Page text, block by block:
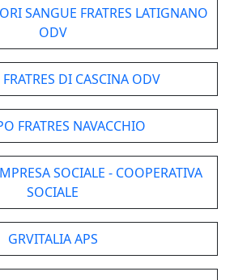
SANGUE FRATRES LATIGNANO
ODV
DI CASCINA ODV
FRATRES NAVACCHIO
SOCIALE - COOPERATIVA
SOCIALE
GRVITALIA APS